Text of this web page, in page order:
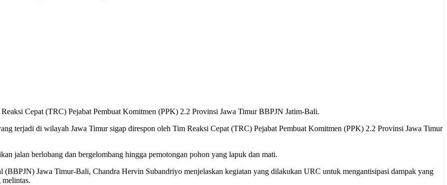
Cepat (TRC) Pejabat Pembuat Komitmen (PPK) 2.2 Provinsi Jawa Timur BBPJN Jatim-Bali.
terjadi di wilayah Jawa Timur sigap direspon oleh Tim Reaksi Cepat (TRC) Pejabat Pembuat Komitmen (PPK) 2.2 Provinsi Jawa Timur
jalan berlobang dan bergelombang hingga pemotongan pohon yang lapuk dan mati.
(BBPJN) Jawa Timur-Bali, Chandra Hervin Subandriyo menjelaskan kegiatan yang dilakukan URC untuk mengantisipasi dampak yang
melintas.